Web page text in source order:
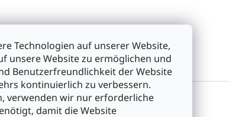
Technologien auf unserer Website,
unsere Website zu ermöglichen und
Benutzerfreundlichkeit der Website
kontinuierlich zu verbessern.
verwenden wir nur erforderliche
damit die Website